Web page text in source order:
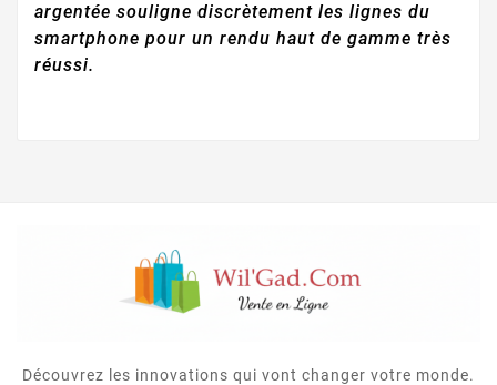
argentée souligne discrètement les lignes du
smartphone pour un rendu haut de gamme très
réussi.
Découvrez les innovations qui vont changer votre monde.